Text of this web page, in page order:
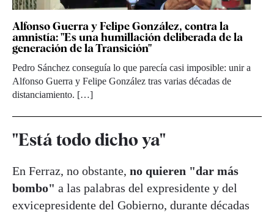
Alfonso Guerra y Felipe González, contra la
amnistía: "Es una humillación deliberada de la
generación de la Transición"
Pedro Sánchez conseguía lo que parecía casi imposible: unir a
Alfonso Guerra y Felipe González tras varias décadas de
distanciamiento. […]
"Está todo dicho ya"
En Ferraz, no obstante, no quieren "dar más
bombo" a las palabras del expresidente y del
exvicepresidente del Gobierno, durante décadas